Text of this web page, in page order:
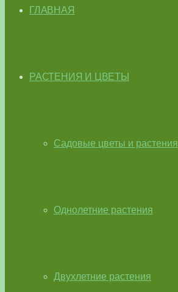
ГЛАВНАЯ
РАСТЕНИЯ И ЦВЕТЫ
Садовые цветы и растения
Однолетние растения
Двухлетние растения